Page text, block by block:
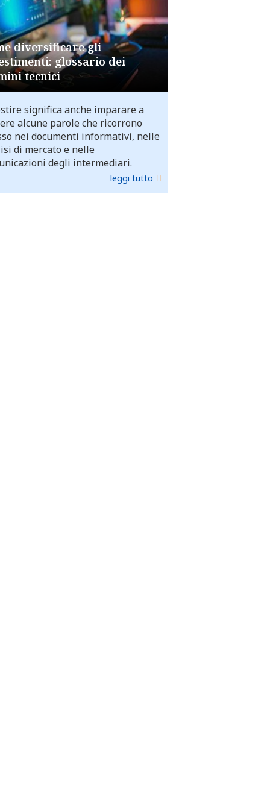
diversificare gli
glossario dei
tecnici
significa anche imparare a
alcune parole che ricorrono
nei documenti informativi, nelle
di mercato e nelle
degli intermediari.
leggi tutto